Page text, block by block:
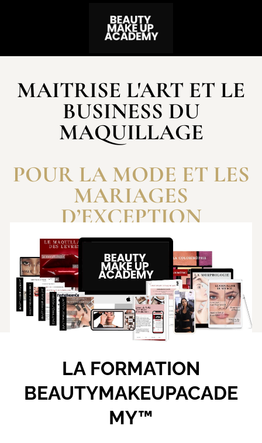
MAITRISE L'ART ET LE
BUSINESS DU
MAQUILLAGE
POUR LA MODE ET LES
MARIAGES
D’EXCEPTION
LA FORMATION
BEAUTYMAKEUPACADE
MY™